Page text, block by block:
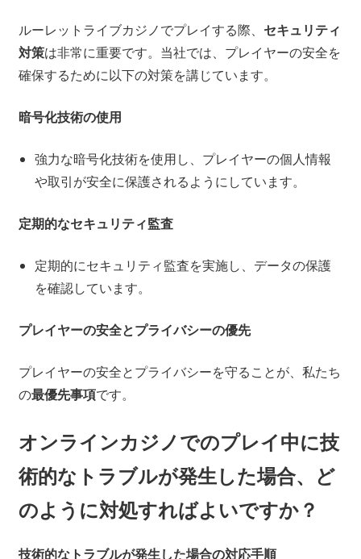
ルーレットライブカジノでプレイする際、 セキュリティ
対策は非常に重要です。当社では、プレイヤーの安全を
確保するために以下の対策を講じています。
暗号化技術の使用
強力な暗号化技術を使用し、プレイヤーの個人情報
や取引が安全に保護されるようにしています。
定期的なセキュリティ監査
定期的にセキュリティ監査を実施し、データの保護
を確認しています。
プレイヤーの安全とプライバシーの優先
プレイヤーの安全とプライバシーを守ることが、私たち
の最優先事項です。
オンラインカジノでのプレイ中に技
術的なトラブルが発生した場合、ど
のように対処すればよいですか？
技術的なトラブルが発生した場合の対応手順